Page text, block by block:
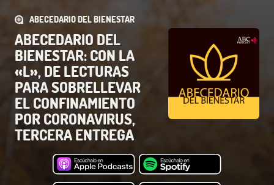
ABECEDARIO DEL BIENESTAR
ABECEDARIO DEL
BIENESTAR: CON LA
«L», DE LECTURAS
PARA SOBRELLEVAR
EL CONFINAMIENTO
POR CORONAVIRUS,
TERCERA ENTREGA